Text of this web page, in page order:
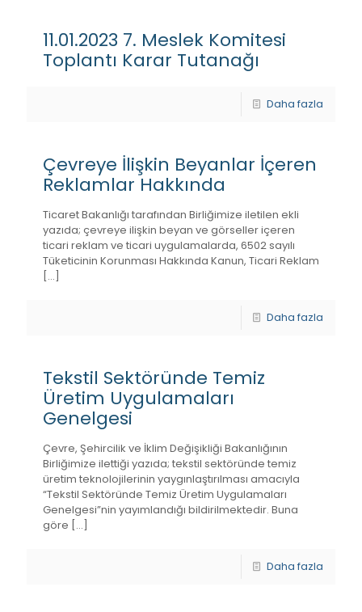
11.01.2023 7. Meslek Komitesi
Toplantı Karar Tutanağı
Daha fazla
Çevreye İlişkin Beyanlar İçeren
Reklamlar Hakkında
Ticaret Bakanlığı tarafından Birliğimize iletilen ekli
yazıda; çevreye ilişkin beyan ve görseller içeren
ticari reklam ve ticari uygulamalarda, 6502 sayılı
Tüketicinin Korunması Hakkında Kanun, Ticari Reklam
[…]
Daha fazla
Tekstil Sektöründe Temiz
Üretim Uygulamaları
Genelgesi
Çevre, Şehircilik ve İklim Değişikliği Bakanlığının
Birliğimize ilettiği yazıda; tekstil sektöründe temiz
üretim teknolojilerinin yaygınlaştırılması amacıyla
“Tekstil Sektöründe Temiz Üretim Uygulamaları
Genelgesi”nin yayımlandığı bildirilmektedir. Buna
göre […]
Daha fazla